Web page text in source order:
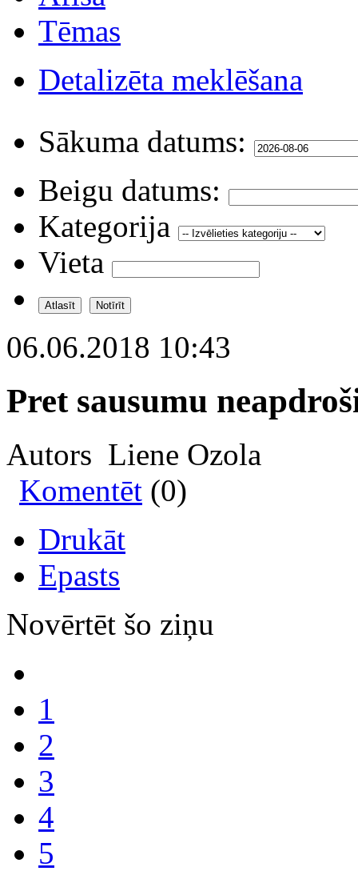
Tēmas
Detalizēta meklēšana
Sākuma datums:
Beigu datums:
Kategorija
Vieta
06.06.2018 10:43
Pret sausumu
Autors Liene Ozola
Komentēt (0)
Drukāt
Epasts
Novērtēt šo ziņu
1
2
3
4
5